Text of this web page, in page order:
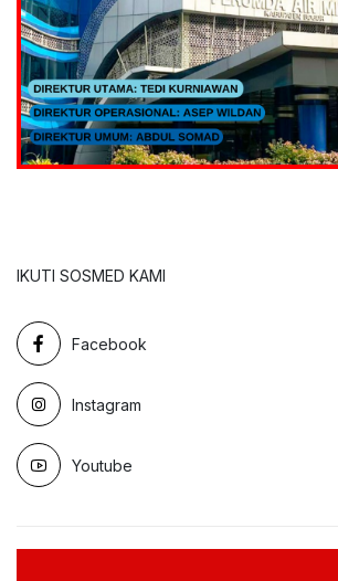
IKUTI SOSMED KAMI
Facebook
Instagram
Youtube